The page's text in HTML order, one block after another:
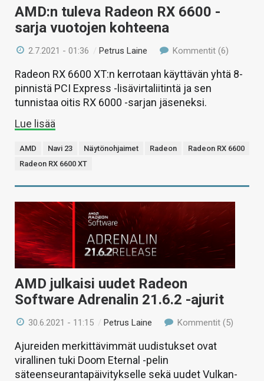
AMD:n tuleva Radeon RX 6600 -
sarja vuotojen kohteena
2.7.2021 - 01:36 / Petrus Laine Kommentit (6)
Radeon RX 6600 XT:n kerrotaan käyttävän yhtä 8-
pinnistä PCI Express -lisävirtaliitintä ja sen
tunnistaa oitis RX 6000 -sarjan jäseneksi.
Lue lisää
AMD Navi 23 Näytönohjaimet Radeon
Radeon RX 6600
Radeon RX 6600 XT
AMD julkaisi uudet Radeon
Software Adrenalin 21.6.2 -ajurit
30.6.2021 - 11:15 /Petrus Laine Kommentit (5)
Ajureiden merkittävimmät uudistukset ovat
virallinen tuki Doom Eternal -pelin
säteenseurantapäivitykselle sekä uudet Vulkan-